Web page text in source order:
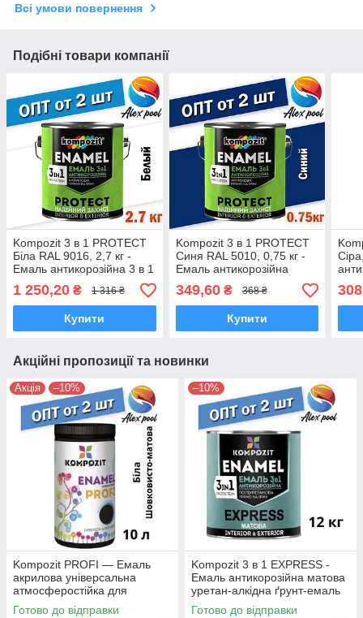
Всі умови повернення
Подібні товари компанії
Kompozit 3 в 1 PROTECT
Біла RAL 9016, 2,7 кг -
Емаль антикорозійна 3 в 1
1 250,20 ₴ 1 316 ₴
Купити
Kompozit 3 в 1 PROTECT
Синя RAL 5010, 0,75 кг -
Емаль антикорозійна
349,60₴ 368 ₴
Купити
Акційні пропозиції та новинки
Акція –10%
Kompozit PROFI — Емаль
акрилова універсальна
атмосферостійка для
дерев'яних, металевих і
Готово до відправки
–10%
Kompozit 3 в 1 EXPRESS -
Емаль антикорозійна матова
уретан-алкідна ґрунт-емаль
Готово до відправки